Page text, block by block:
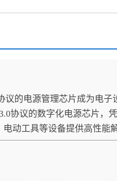
电源管理芯片成为电子
协议的数字化电源芯片，
动工具等设备提供高性能